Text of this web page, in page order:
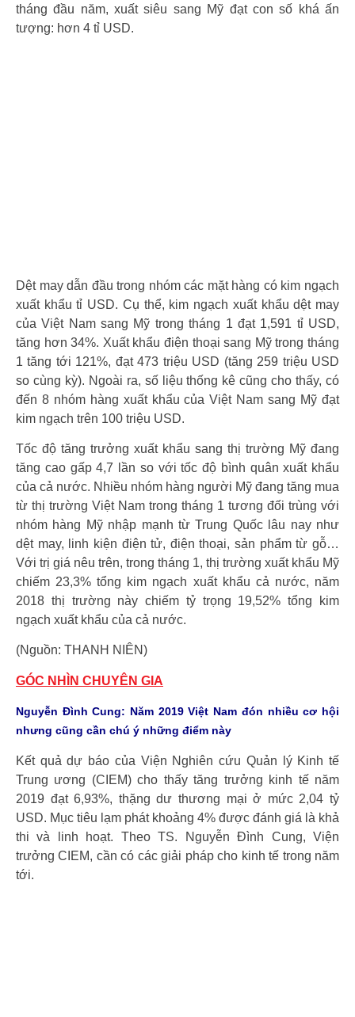
tháng đầu năm, xuất siêu sang Mỹ đạt con số khá ấn
tượng: hơn 4 tỉ USD.
Dệt may dẫn đầu trong nhóm các mặt hàng có kim ngạch
xuất khẩu tỉ USD. Cụ thể, kim ngạch xuất khẩu dệt may
của Việt Nam sang Mỹ trong tháng 1 đạt 1,591 tỉ USD,
tăng hơn 34%. Xuất khẩu điện thoại sang Mỹ trong tháng
1 tăng tới 121%, đạt 473 triệu USD (tăng 259 triệu USD
so cùng kỳ). Ngoài ra, số liệu thống kê cũng cho thấy, có
đến 8 nhóm hàng xuất khẩu của Việt Nam sang Mỹ đạt
kim ngạch trên 100 triệu USD.
Tốc độ tăng trưởng xuất khẩu sang thị trường Mỹ đang
tăng cao gấp 4,7 lần so với tốc độ bình quân xuất khẩu
của cả nước. Nhiều nhóm hàng người Mỹ đang tăng mua
từ thị trường Việt Nam trong tháng 1 tương đối trùng với
nhóm hàng Mỹ nhập mạnh từ Trung Quốc lâu nay như
dệt may, linh kiện điện tử, điện thoại, sản phẩm từ gỗ…
Với trị giá nêu trên, trong tháng 1, thị trường xuất khẩu Mỹ
chiếm 23,3% tổng kim ngạch xuất khẩu cả nước, năm
2018 thị trường này chiếm tỷ trọng 19,52% tổng kim
ngạch xuất khẩu của cả nước.
(Nguồn: THANH NIÊN)
GÓC NHÌN CHUYÊN GIA
Nguyễn Đình Cung: Năm 2019 Việt Nam đón nhiều cơ hội
nhưng cũng cần chú ý những điểm này
Kết quả dự báo của Viện Nghiên cứu Quản lý Kinh tế
Trung ương (CIEM) cho thấy tăng trưởng kinh tế năm
2019 đạt 6,93%, thặng dư thương mại ở mức 2,04 tỷ
USD. Mục tiêu lạm phát khoảng 4% được đánh giá là khả
thi và linh hoạt. Theo TS. Nguyễn Đình Cung, Viện
trưởng CIEM, cần có các giải pháp cho kinh tế trong năm
tới.